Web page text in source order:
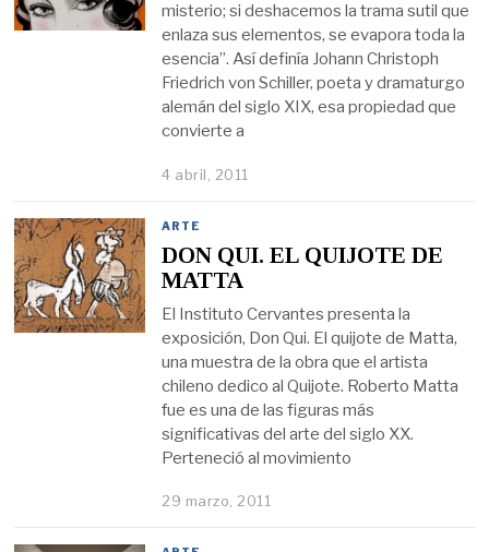
misterio; si deshacemos la trama sutil que
enlaza sus elementos, se evapora toda la
esencia”. Así definía Johann Christoph
Friedrich von Schiller, poeta y dramaturgo
alemán del siglo XIX, esa propiedad que
convierte a
4 abril, 2011
ARTE
DON QUI. EL QUIJOTE DE
MATTA
El Instituto Cervantes presenta la
exposición, Don Qui. El quijote de Matta,
una muestra de la obra que el artista
chileno dedico al Quijote. Roberto Matta
fue es una de las figuras más
significativas del arte del siglo XX.
Perteneció al movimiento
29 marzo, 2011